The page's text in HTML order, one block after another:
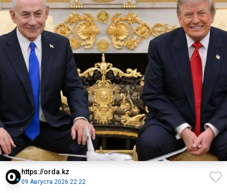
https://orda.kz
09 Августа 2026 22:22